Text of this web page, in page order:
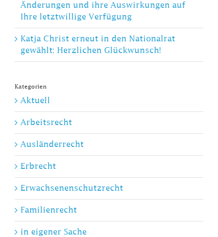
Änderungen und ihre Auswirkungen auf
Ihre letztwillige Verfügung
Katja Christ erneut in den Nationalrat
gewählt: Herzlichen Glückwunsch!
Kategorien
Aktuell
Arbeitsrecht
Ausländerrecht
Erbrecht
Erwachsenenschutzrecht
Familienrecht
in eigener Sache